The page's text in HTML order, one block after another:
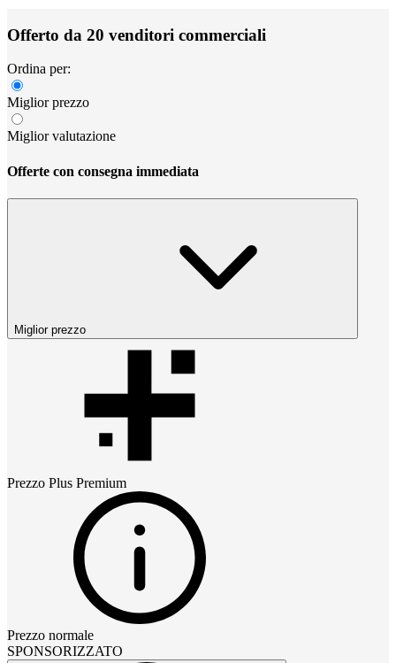
Offerto da 20 venditori commerciali
Ordina per:
Miglior prezzo
Miglior valutazione
Offerte con consegna immediata
Miglior prezzo
Prezzo Plus Premium
Prezzo normale
SPONSORIZZATO